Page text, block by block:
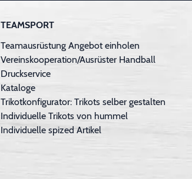
TEAMSPORT
Teamausrüstung Angebot einholen
Vereinskooperation/Ausrüster Handball
Druckservice
Kataloge
Trikotkonfigurator: Trikots selber gestalten
Individuelle Trikots von hummel
Individuelle spized Artikel